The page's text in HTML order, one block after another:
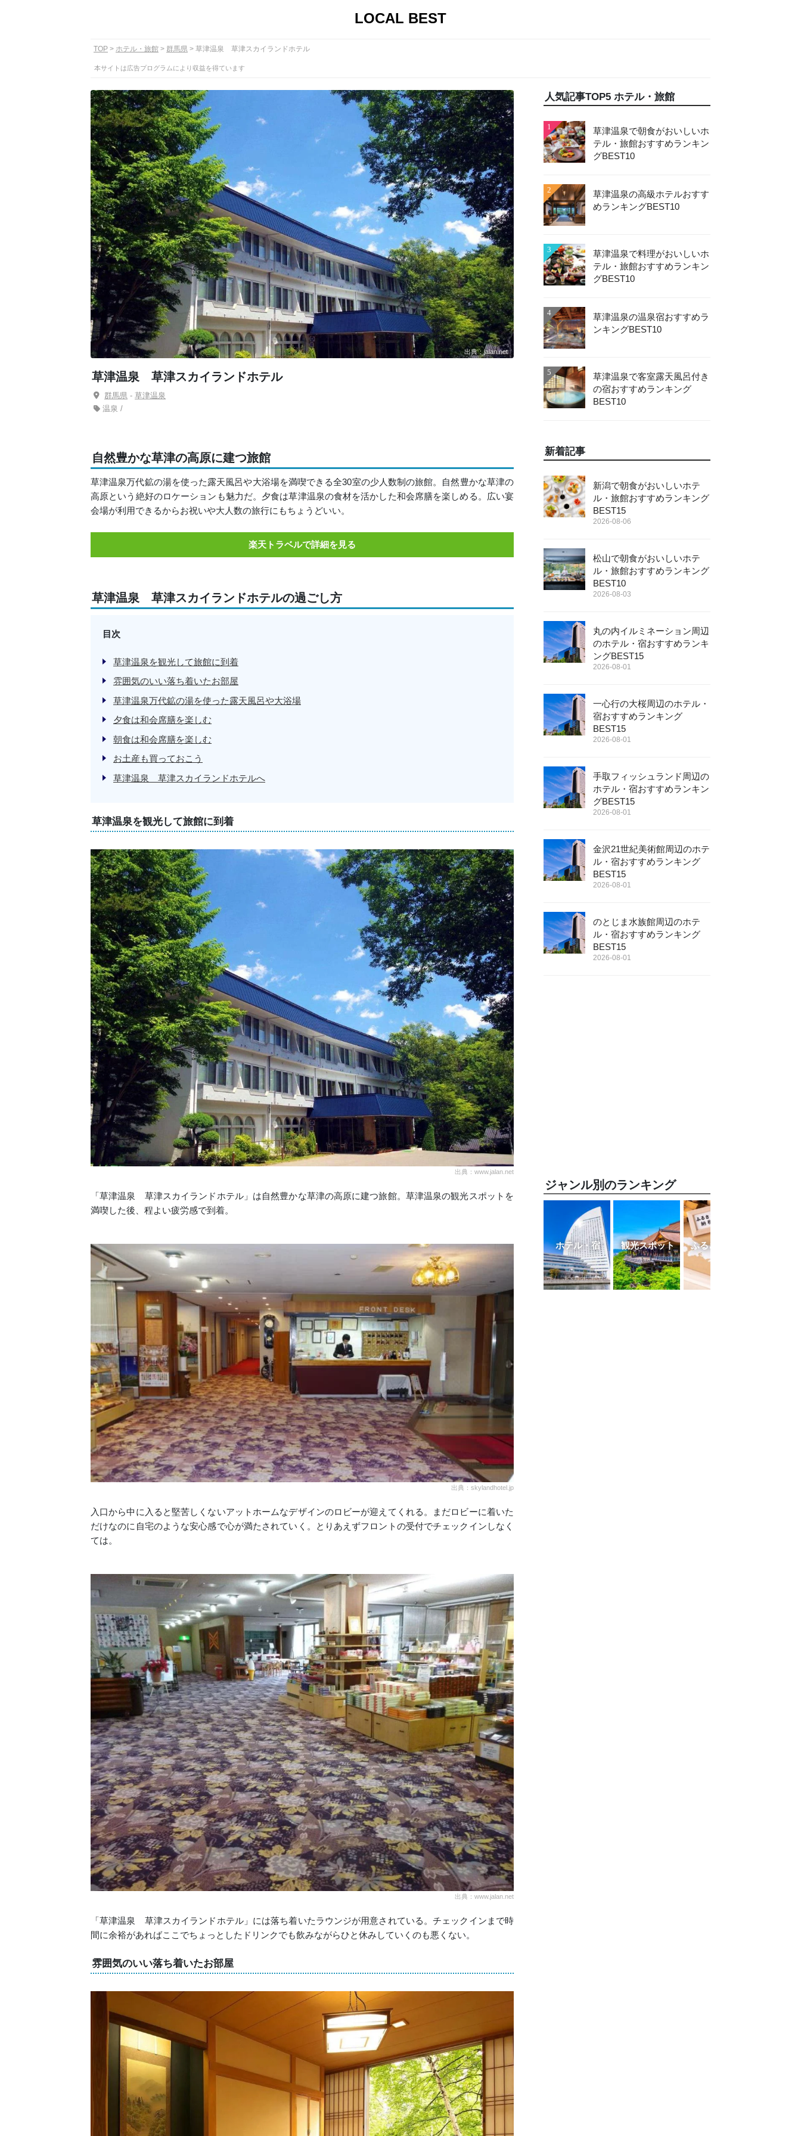
LOCAL BEST
TOP ホテル・旅館 群馬県 草津温泉 草津スカイランドホテル
本サイトは広告プログラムにより収益を得ています
出典：jalan.net
草津温泉 草津スカイランドホテル
群馬県 - 草津温泉
温泉 /
自然豊かな草津の高原に建つ旅館
草津温泉万代鉱の湯を使った露天風呂や大浴場を満喫できる全30室の少人数制の旅館。自然豊かな草津の
高原という絶好のロケーションも魅力だ。夕食は草津温泉の食材を活かした和会席膳を楽しめる。広い宴
会場が利用できるからお祝いや大人数の旅行にもちょうどいい。
楽天トラベルで詳細を見る
草津温泉 草津スカイランドホテルの過ごし方
目次
草津温泉を観光して旅館に到着
雰囲気のいい落ち着いたお部屋
草津温泉万代鉱の湯を使った露天風呂や大浴場
夕食は和会席膳を楽しむ
朝食は和会席膳を楽しむ
お土産も買っておこう
草津温泉 草津スカイランドホテルへ
草津温泉を観光して旅館に到着
出典：www.jalan.net
「草津温泉 草津スカイランドホテル」は自然豊かな草津の高原に建つ旅館。草津温泉の観光スポットを
満喫した後、程よい疲労感で到着。
出典：skylandhotel.jp
入口から中に入ると堅苦しくないアットホームなデザインのロビーが迎えてくれる。まだロビーに着いた
だけなのに自宅のような安心感で心が満たされていく。とりあえずフロントの受付でチェックインしなく
ては。
出典：www.jalan.net
「草津温泉 草津スカイランドホテル」には落ち着いたラウンジが用意されている。チェックインまで時
間に余裕があればここでちょっとしたドリンクでも飲みながらひと休みしていくのも悪くない。
雰囲気のいい落ち着いたお部屋
人気記事TOP5 ホテル・旅館
1
草津温泉で朝食がおいしいホ
テル・旅館おすすめランキン
グBEST10
2
草津温泉の高級ホテルおすす
めランキングBEST10
3
草津温泉で料理がおいしいホ
テル・旅館おすすめランキン
グBEST10
4
草津温泉の温泉宿おすすめラ
ンキングBEST10
5
草津温泉で客室露天風呂付き
の宿おすすめランキング
BEST10
新着記事
新潟で朝食がおいしいホテ
ル・旅館おすすめランキング
BEST15
2026-08-06
松山で朝食がおいしいホテ
ル・旅館おすすめランキング
BEST10
2026-08-03
丸の内イルミネーション周辺
のホテル・宿おすすめランキ
ングBEST15
2026-08-01
一心行の大桜周辺のホテル・
宿おすすめランキング
BEST15
2026-08-01
手取フィッシュランド周辺の
ホテル・宿おすすめランキン
グBEST15
2026-08-01
金沢21世紀美術館周辺のホテ
ル・宿おすすめランキング
BEST15
2026-08-01
のとじま水族館周辺のホテ
ル・宿おすすめランキング
BEST15
2026-08-01
ジャンル別のランキング
ホテル・宿 観光スポット ふるさと納税